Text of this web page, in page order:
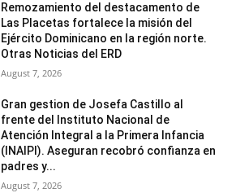
Remozamiento del destacamento de
Las Placetas fortalece la misión del
Ejército Dominicano en la región norte.
Otras Noticias del ERD
August 7, 2026
Gran gestion de Josefa Castillo al
frente del Instituto Nacional de
Atención Integral a la Primera Infancia
(INAIPI). Aseguran recobró confianza en
padres y...
August 7, 2026